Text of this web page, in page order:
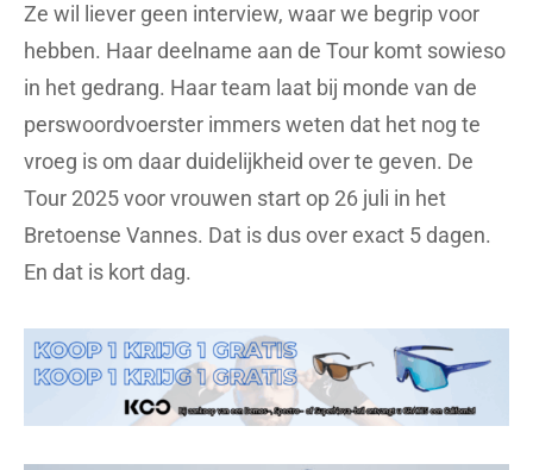
Ze wil liever geen interview, waar we begrip voor
hebben. Haar deelname aan de Tour komt sowieso
in het gedrang. Haar team laat bij monde van de
perswoordvoerster immers weten dat het nog te
vroeg is om daar duidelijkheid over te geven. De
Tour 2025 voor vrouwen start op 26 juli in het
Bretoense Vannes. Dat is dus over exact 5 dagen.
En dat is kort dag.